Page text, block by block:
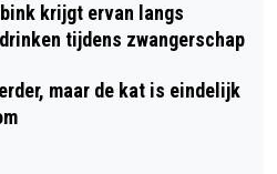
krijgt ervan langs
tijdens zwangerschap
maar de kat is eindelijk